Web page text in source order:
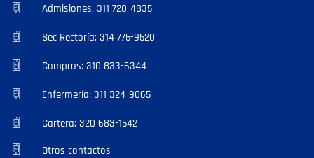
Admisiones: 311 720-4835
Sec Rectoría: 314 775-9520
Compras: 310 833-6344
Enfermería: 311 324-9065
Cartera: 320 683-1542
Otros contactos